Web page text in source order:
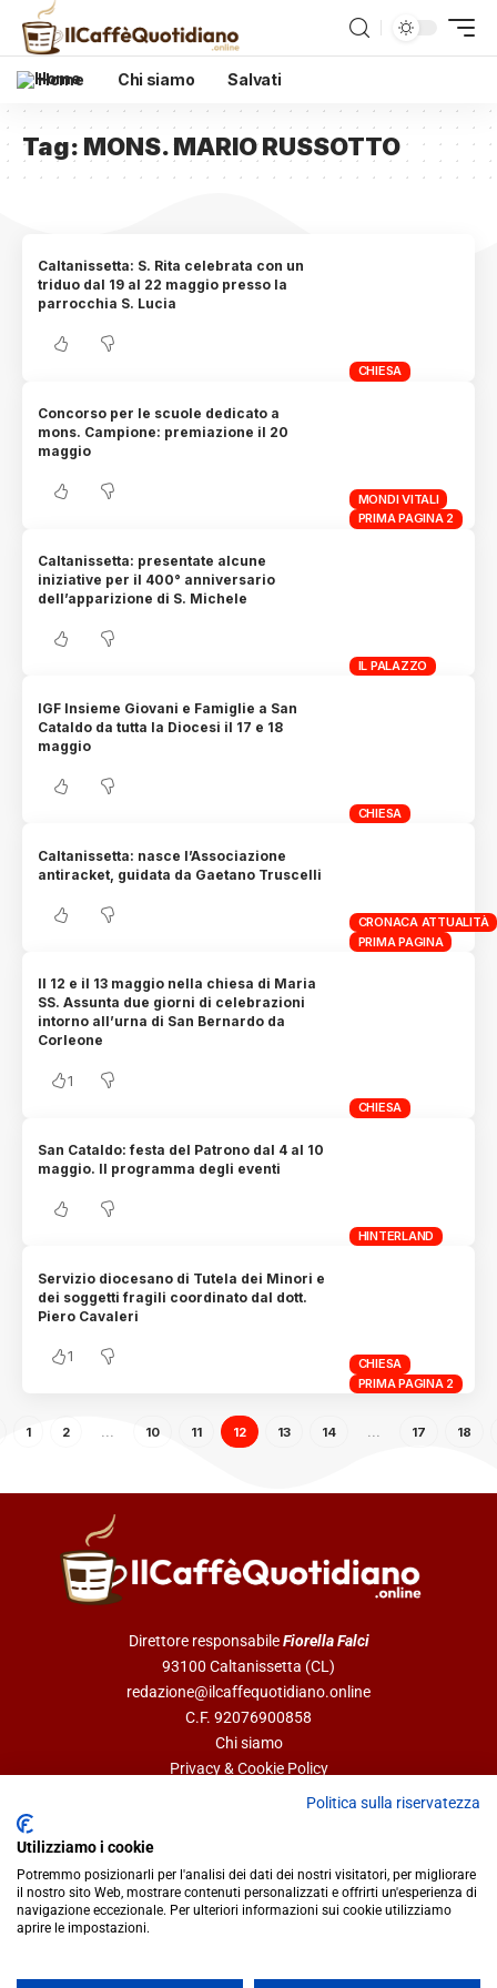
Home Chi siamo Salvati
Tag: MONS. MARIO RUSSOTTO
CHIESA
Caltanissetta: S. Rita celebrata con un
triduo dal 19 al 22 maggio presso la
parrocchia S. Lucia
MONDI VITALI
PRIMA PAGINA 2
Concorso per le scuole dedicato a
mons. Campione: premiazione il 20
maggio
IL PALAZZO
Caltanissetta: presentate alcune
iniziative per il 400° anniversario
dell’apparizione di S. Michele
CHIESA
IGF Insieme Giovani e Famiglie a San
Cataldo da tutta la Diocesi il 17 e 18
maggio
CRONACA ATTUALITÀ
PRIMA PAGINA
Caltanissetta: nasce l’Associazione
antiracket, guidata da Gaetano Truscelli
CHIESA
Il 12 e il 13 maggio nella chiesa di Maria
SS. Assunta due giorni di celebrazioni
intorno all’urna di San Bernardo da
Corleone
1
HINTERLAND
San Cataldo: festa del Patrono dal 4 al 10
maggio. Il programma degli eventi
CHIESA
PRIMA PAGINA 2
Servizio diocesano di Tutela dei Minori e
dei soggetti fragili coordinato dal dott.
Piero Cavaleri
1
1 2 10 11 12 13 14 17 18
Direttore responsabileFiorella Falci
93100 Caltanissetta (CL)
redazione@ilcaffequotidiano.online
C.F. 92076900858
Chi siamo
Privacy & Cookie Policy
IlCaffèQuotidiano.online è una testata giornalistica registrata
Realizzato da Creative Agency
Politica sulla riservatezza
Utilizziamo i cookie
Potremmo posizionarli per l'analisi dei dati dei nostri visitatori, per migliorare
il nostro sito Web, mostrare contenuti personalizzati e offrirti un'esperienza di
navigazione eccezionale. Per ulteriori informazioni sui cookie utilizziamo
aprire le impostazioni.